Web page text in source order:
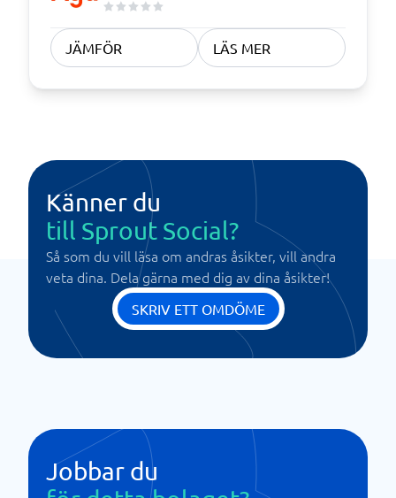
JÄMFÖR LÄS MER
Känner du
till Sprout Social?
Så som du vill läsa om andras åsikter, vill andra
veta dina. Dela gärna med dig av dina åsikter!
SKRIV ETT OMDÖME
Jobbar du